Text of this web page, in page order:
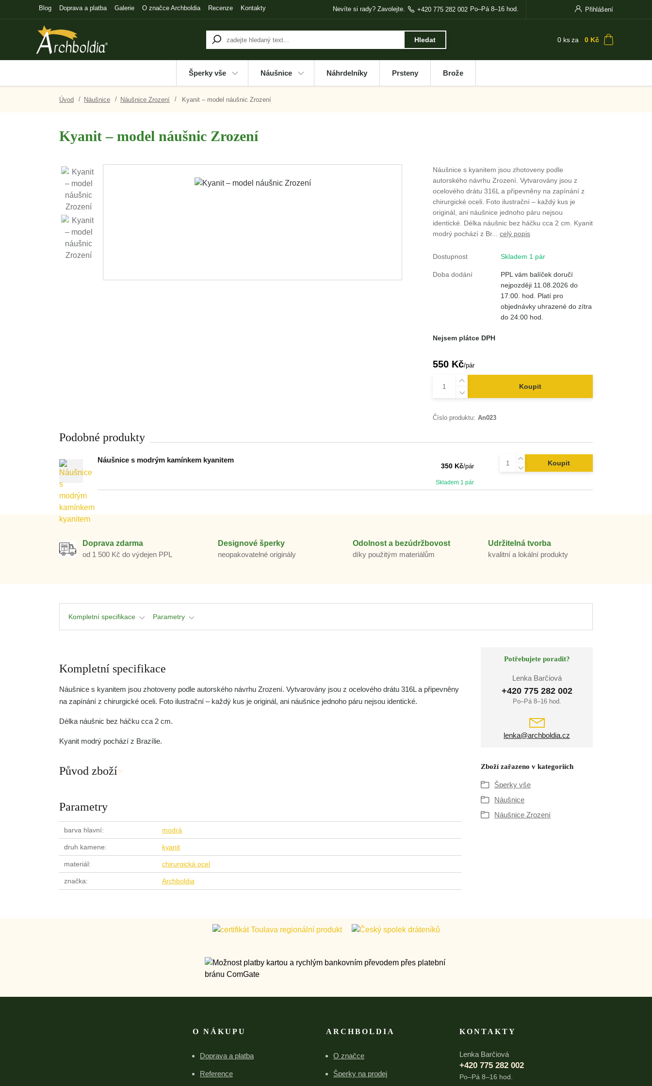
Blog Doprava a platba Galerie O značce Archboldia Recenze Kontakty Přihlášení
Hledat
Nevíte si rady? Zavolejte. +420 775 282 002 Po–Pá 8–16 hod.
0 ksza 0 Kč
Šperky vše Náušnice Náhrdelníky Prsteny Brože
Úvod Náušnice Náušnice Zrození Kyanit – model náušnic Zrození
Kyanit – model náušnic Zrození
Náušnice s kyanitem jsou zhotoveny podle
autorského návrhu Zrození. Vytvarovány jsou z
ocelového drátu 316L a připevněny na zapínání z
chirurgické oceli. Foto ilustrační – každý kus je
originál, ani náušnice jednoho páru nejsou
identické. Délka náušnic bez háčku cca 2 cm. Kyanit
modrý pochází z Br... celý popis
Dostupnost Skladem 1 pár
Doba dodání
PPL vám balíček doručí
nejpozději 11.08.2026 do
17:00. hod. Platí pro
objednávky uhrazené do zítra
do 24:00 hod.
Nejsem plátce DPH
550 Kč/pár
Koupit
Číslo produktu: An023
Podobné produkty
Náušnice s modrým kamínkem kyanitem
350 Kč/pár
Skladem 1 pár
Koupit
Doprava zdarma
od 1 500 Kč do výdejen PPL
Designové šperky
neopakovatelné originály
Odolnost a bezúdržbovost
díky použitým materiálům
Udržitelná tvorba
kvalitní a lokální produkty
Kompletní specifikace Parametry
Kompletní specifikace
Náušnice s kyanitem jsou zhotoveny podle autorského návrhu Zrození. Vytvarovány jsou z ocelového drátu 316L a připevněny
na zapínání z chirurgické oceli. Foto ilustrační – každý kus je originál, ani náušnice jednoho páru nejsou identické.
Délka náušnic bez háčku cca 2 cm.
Kyanit modrý pochází z Brazílie.
Původ zboží
Parametry
barva hlavní modrá
druh kamene kyanit
materiál chirurgická ocel
značka Archboldia
Potřebujete poradit?
Lenka Barčiová
+420 775 282 002
Po–Pá 8–16 hod.
lenka@archboldia.cz
Zboží zařazeno v kategoriích
Šperky vše
Náušnice
Náušnice Zrození
O NÁKUPU
Doprava a platba
Reference
ARCHBOLDIA
O značce
Šperky na prodej
KONTAKTY
Lenka Barčiová
+420 775 282 002
Po–Pá 8–16 hod.